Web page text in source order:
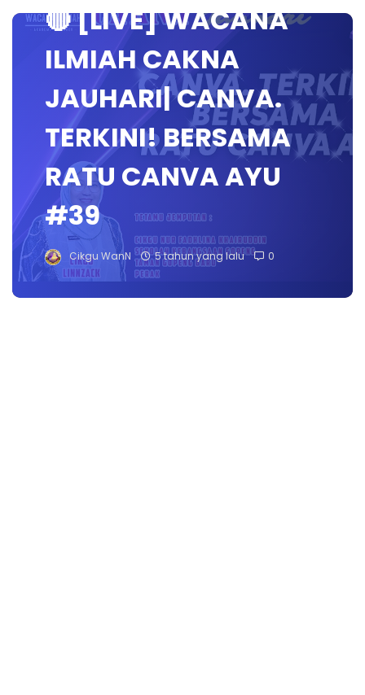
🔴 [LIVE] WACANA
ILMIAH CAKNA
JAUHARI| CANVA.
TERKINI! BERSAMA
RATU CANVA AYU
#39
Cikgu WanN 5 tahun yang lalu 0